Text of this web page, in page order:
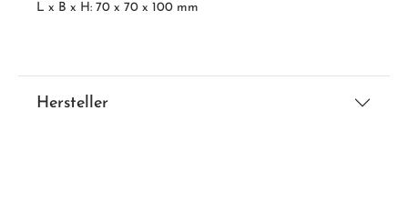
L x B x H: 70 x 70 x 100 mm
Hersteller